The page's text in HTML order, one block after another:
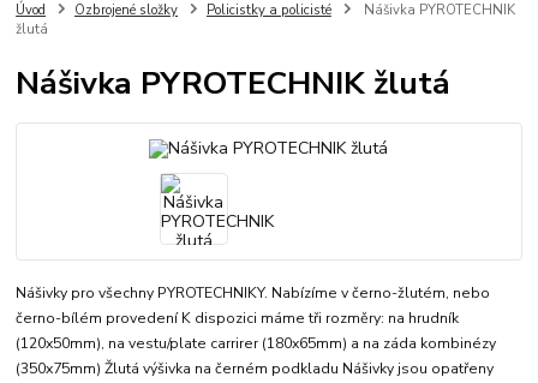
Úvod Ozbrojené složky Policistky a policisté
Nášivka PYROTECHNIK
žlutá
Nášivka PYROTECHNIK žlutá
Nášivky pro všechny PYROTECHNIKY. Nabízíme v černo-žlutém, nebo
černo-bílém provedení K dispozici máme tři rozměry: na hrudník
(120x50mm), na vestu/plate carrirer (180x65mm) a na záda kombinézy
(350x75mm) Žlutá výšivka na černém podkladu Nášivky jsou opatřeny